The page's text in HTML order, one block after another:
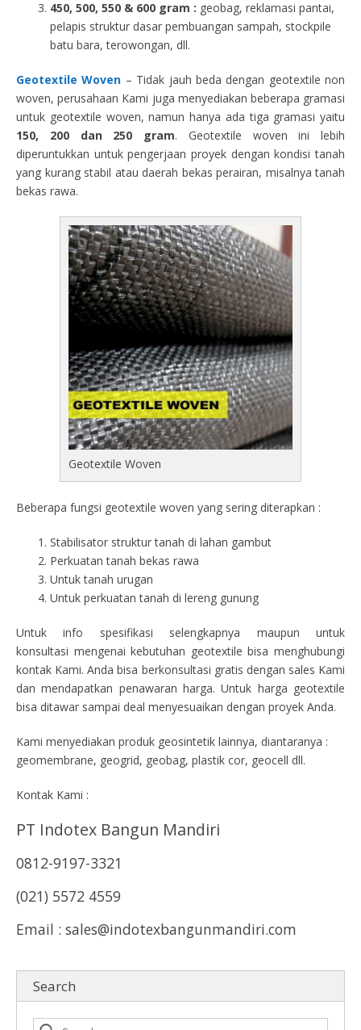
450, 500, 550 & 600 gram : geobag, reklamasi pantai,
pelapis struktur dasar pembuangan sampah, stockpile
batu bara, terowongan, dll.
Geotextile Woven – Tidak jauh beda dengan geotextile non
woven, perusahaan Kami juga menyediakan beberapa gramasi
untuk geotextile woven, namun hanya ada tiga gramasi yaitu
150, 200 dan 250 gram. Geotextile woven ini lebih
diperuntukkan untuk pengerjaan proyek dengan kondisi tanah
yang kurang stabil atau daerah bekas perairan, misalnya tanah
bekas rawa.
Geotextile Woven
Beberapa fungsi geotextile woven yang sering diterapkan :
Stabilisator struktur tanah di lahan gambut
Perkuatan tanah bekas rawa
Untuk tanah urugan
Untuk perkuatan tanah di lereng gunung
Untuk info spesifikasi selengkapnya maupun untuk
konsultasi mengenai kebutuhan geotextile bisa menghubungi
kontak Kami. Anda bisa berkonsultasi gratis dengan sales Kami
dan mendapatkan penawaran harga. Untuk harga geotextile
bisa ditawar sampai deal menyesuaikan dengan proyek Anda.
Kami menyediakan produk geosintetik lainnya, diantaranya :
geomembrane, geogrid, geobag, plastik cor, geocell dll.
Kontak Kami :
PT Indotex Bangun Mandiri
0812-9197-3321
(021) 5572 4559
Email : sales@indotexbangunmandiri.com
Search